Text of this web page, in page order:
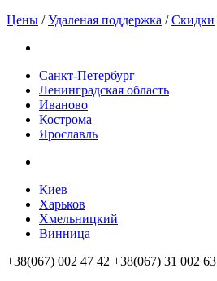
Цены /Удаленая поддержка /Скидки
Санкт-Петербург
Ленинградская область
Иваново
Кострома
Ярославль
Киев
Харьков
Хмельницкий
Винница
+38(067) 002 47 42 +38(067) 31 002 63